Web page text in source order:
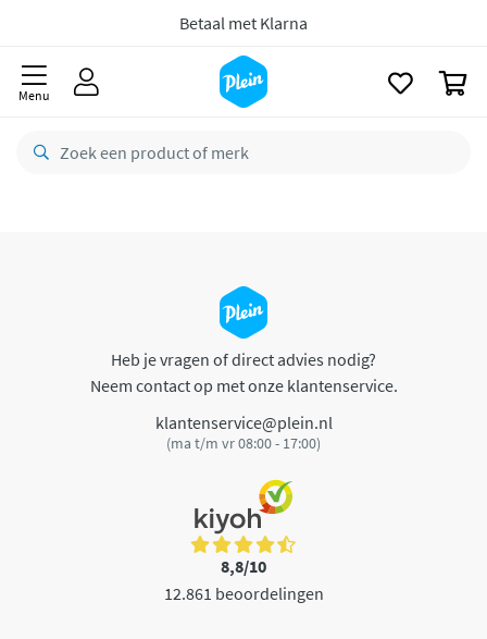
Betaal met Klarna
Menu
Heb je vragen of direct advies nodig?
Neem contact op met onze klantenservice.
klantenservice@plein.nl
(ma t/m vr 08:00 - 17:00)
8,8/10
12.861 beoordelingen